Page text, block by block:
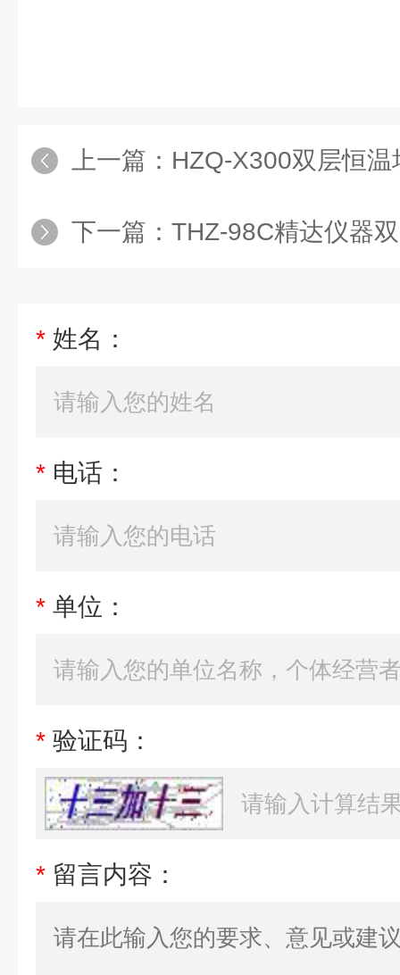
上一篇： HZQ-X300双层恒温
下一篇： THZ-98C精达仪器
* 姓名：
* 电话：
* 单位：
* 验证码：
* 留言内容：